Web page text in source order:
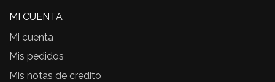
MI CUENTA
Mi cuenta
Mis pedidos
Mis notas de credito